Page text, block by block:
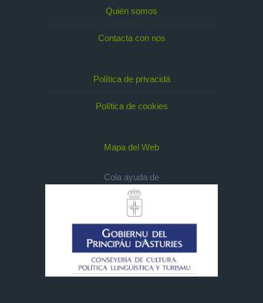
Quién somos
Contacta con nos
Política de privacidá
Política de cookies
Mapa del Web
Cola ayuda de